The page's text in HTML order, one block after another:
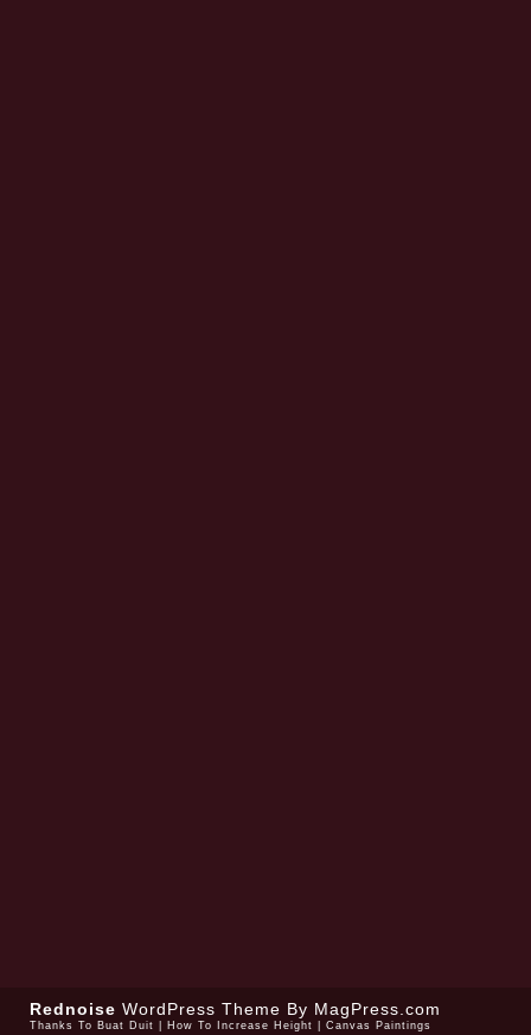
Rednoise WordPress Theme By MagPress.com
Thanks To Buat Duit How To Increase Height Canvas Paintings